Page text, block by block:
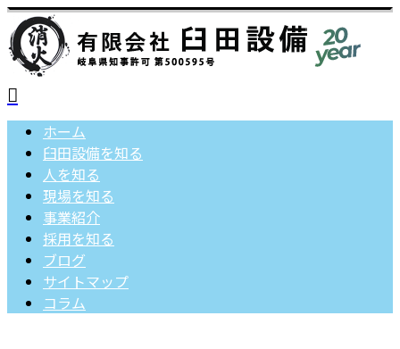
ホーム
臼田設備を知る
人を知る
現場を知る
事業紹介
採用を知る
ブログ
サイトマップ
コラム